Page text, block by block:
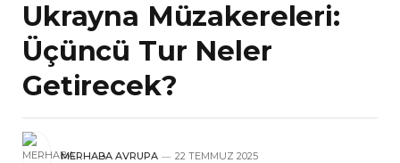
Ukrayna Müzakereleri:
Üçüncü Tur Neler
Getirecek?
MERHABA AVRUPA 22 TEMMUZ 2025